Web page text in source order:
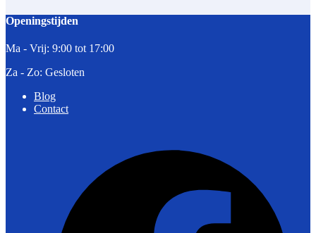
Openingstijden
Ma - Vrij: 9:00 tot 17:00
Za - Zo: Gesloten
Blog
Contact